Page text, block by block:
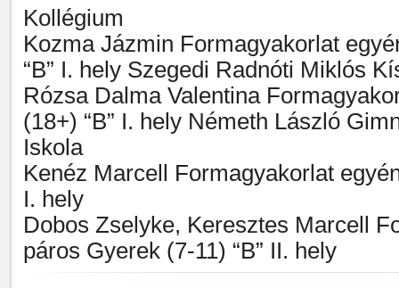
Kollégium
Kozma Jázmin Formagyakorlat
“B” I. hely Szegedi Radnóti Miklós
Rózsa Dalma Valentina
(18+) “B” I. hely Németh László
Iskola
Kenéz Marcell Formagyakorlat
I. hely
Dobos Zselyke, Keresztes Marcell
páros Gyerek (7-11) “B” II. hely